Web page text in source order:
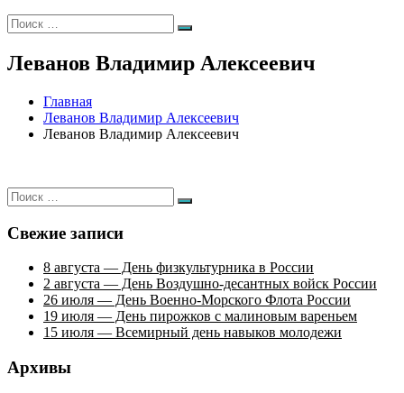
Искать:
Поиск
Леванов Владимир Алексеевич
Главная
Леванов Владимир Алексеевич
Леванов Владимир Алексеевич
Искать:
Поиск
Свежие записи
8 августа — День физкультурника в России
2 августа — День Воздушно-десантных войск России
26 июля — День Военно-Морского Флота России
19 июля — День пирожков с малиновым вареньем
15 июля — Всемирный день навыков молодежи
Архивы